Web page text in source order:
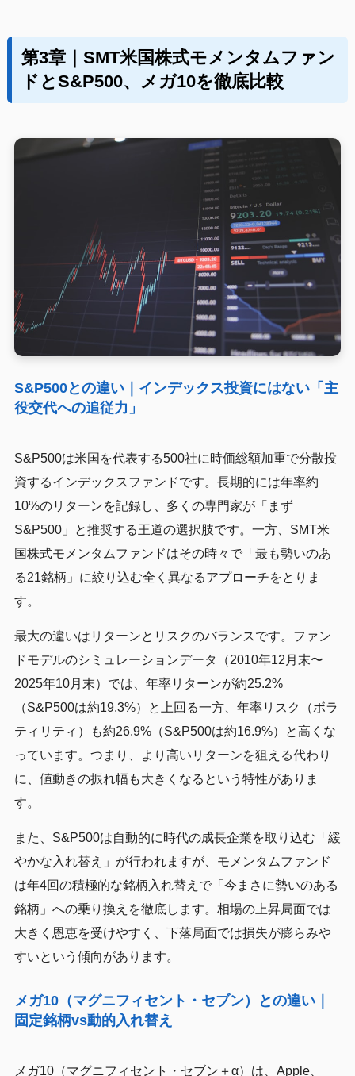
第3章｜SMT米国株式モメンタムファン
ドとS&P500、メガ10を徹底比較
S&P500との違い｜インデックス投資にはない「主
役交代への追従力」
S&P500は米国を代表する500社に時価総額加重で分散投
資するインデックスファンドです。長期的には年率約
10%のリターンを記録し、多くの専門家が「まず
S&P500」と推奨する王道の選択肢です。一方、SMT米
国株式モメンタムファンドはその時々で「最も勢いのあ
る21銘柄」に絞り込む全く異なるアプローチをとりま
す。
最大の違いはリターンとリスクのバランスです。ファン
ドモデルのシミュレーションデータ（2010年12月末〜
2025年10月末）では、年率リターンが約25.2%
（S&P500は約19.3%）と上回る一方、年率リスク（ボラ
ティリティ）も約26.9%（S&P500は約16.9%）と高くな
っています。つまり、より高いリターンを狙える代わり
に、値動きの振れ幅も大きくなるという特性がありま
す。
また、S&P500は自動的に時代の成長企業を取り込む「緩
やかな入れ替え」が行われますが、モメンタムファンド
は年4回の積極的な銘柄入れ替えで「今まさに勢いのある
銘柄」への乗り換えを徹底します。相場の上昇局面では
大きく恩恵を受けやすく、下落局面では損失が膨らみや
すいという傾向があります。
メガ10（マグニフィセント・セブン）との違い｜
固定銘柄vs動的入れ替え
メガ10（マグニフィセント・セブン＋α）は、Apple、